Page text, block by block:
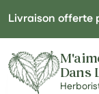
Livraison offerte
Dans